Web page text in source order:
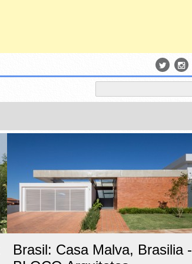
Brasil: Casa Malva, Brasilia -